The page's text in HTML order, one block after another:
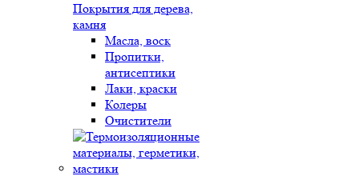
Покрытия для дерева,
камня
Масла, воск
Пропитки,
антисептики
Лаки, краски
Колеры
Очистители